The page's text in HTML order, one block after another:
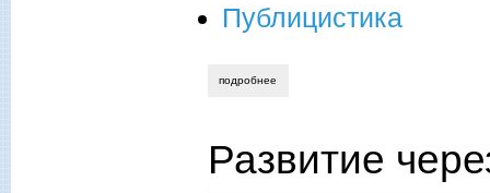
Публицистика
подробнее
Развитие